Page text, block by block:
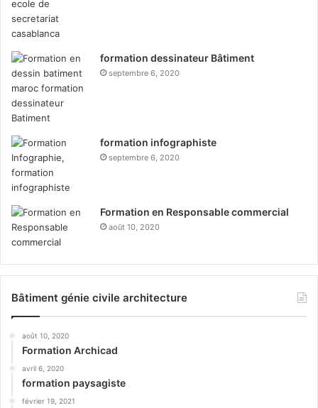
formation dessinateur Bâtiment
septembre 6, 2020
formation infographiste
septembre 6, 2020
Formation en Responsable commercial
août 10, 2020
Bâtiment génie civile architecture
août 10, 2020
Formation Archicad
avril 6, 2020
formation paysagiste
février 19, 2021